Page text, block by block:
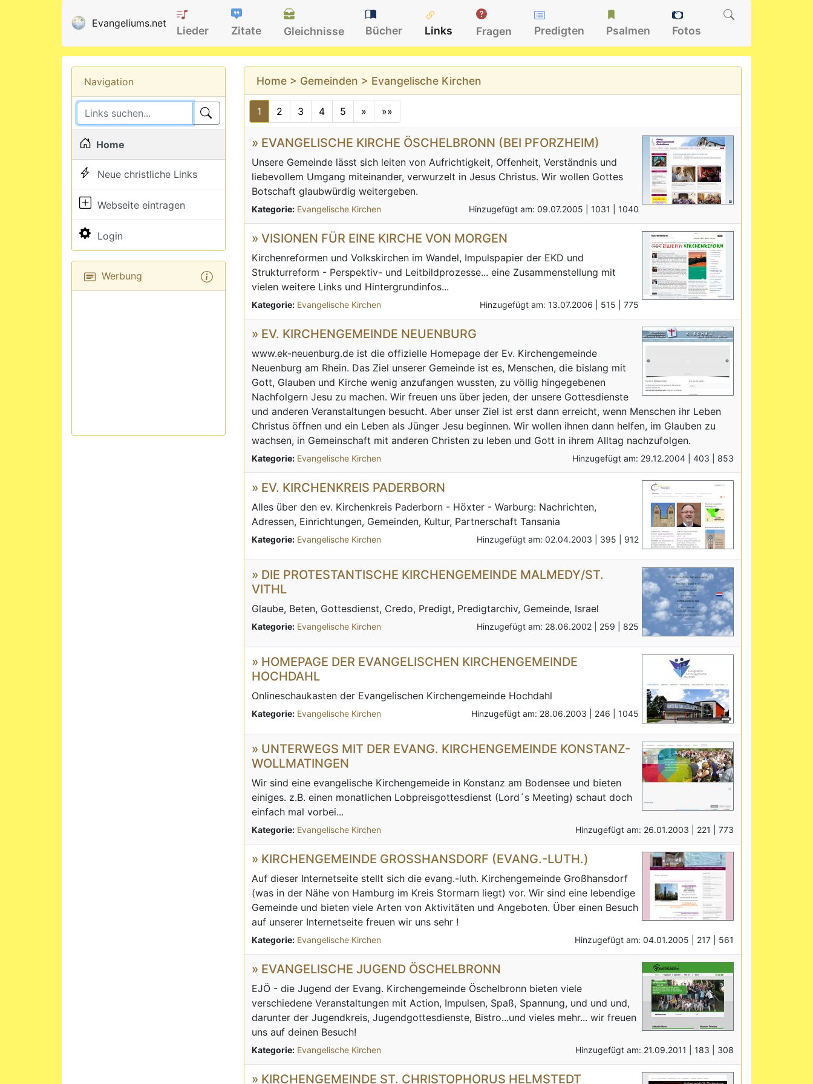
Evangeliums.net
Lieder Zitate Gleichnisse Bücher Links Fragen Predigten Psalmen Fotos
Navigation
Home
Neue christliche Links
Webseite eintragen
Login
Werbung
Home> Gemeinden > Evangelische Kirchen
1 2 3 4 5 » »»
» EVANGELISCHE KIRCHE ÖSCHELBRONN (BEI PFORZHEIM)
Unsere Gemeinde lässt sich leiten von Aufrichtigkeit, Offenheit, Verständnis und
liebevollem Umgang miteinander, verwurzelt in Jesus Christus. Wir wollen Gottes
Botschaft glaubwürdig weitergeben.
Kategorie: Evangelische Kirchen Hinzugefügt am: 09.07.2005 | 1031 | 1040
» VISIONEN FÜR EINE KIRCHE VON MORGEN
Kirchenreformen und Volkskirchen im Wandel, Impulspapier der EKD und
Strukturreform - Perspektiv- und Leitbildprozesse... eine Zusammenstellung mit
vielen weitere Links und Hintergrundinfos...
Kategorie: Evangelische Kirchen Hinzugefügt am: 13.07.2006 | 515 | 775
» EV. KIRCHENGEMEINDE NEUENBURG
www.ek-neuenburg.de ist die offizielle Homepage der Ev. Kirchengemeinde
Neuenburg am Rhein. Das Ziel unserer Gemeinde ist es, Menschen, die bislang mit
Gott, Glauben und Kirche wenig anzufangen wussten, zu völlig hingegebenen
Nachfolgern Jesu zu machen. Wir freuen uns über jeden, der unsere Gottesdienste
und anderen Veranstaltungen besucht. Aber unser Ziel ist erst dann erreicht, wenn Menschen ihr Leben
Christus öffnen und ein Leben als Jünger Jesu beginnen. Wir wollen ihnen dann helfen, im Glauben zu
wachsen, in Gemeinschaft mit anderen Christen zu leben und Gott in ihrem Alltag nachzufolgen.
Kategorie: Evangelische Kirchen Hinzugefügt am: 29.12.2004 | 403 | 853
» EV. KIRCHENKREIS PADERBORN
Alles über den ev. Kirchenkreis Paderborn - Höxter - Warburg: Nachrichten,
Adressen, Einrichtungen, Gemeinden, Kultur, Partnerschaft Tansania
Kategorie: Evangelische Kirchen Hinzugefügt am: 02.04.2003 | 395 | 912
» DIE PROTESTANTISCHE KIRCHENGEMEINDE MALMEDY/ST.
VITHL
Glaube, Beten, Gottesdienst, Credo, Predigt, Predigtarchiv, Gemeinde, Israel
Kategorie: Evangelische Kirchen Hinzugefügt am: 28.06.2002 | 259 | 825
» HOMEPAGE DER EVANGELISCHEN KIRCHENGEMEINDE
HOCHDAHL
Onlineschaukasten der Evangelischen Kirchengemeinde Hochdahl
Kategorie: Evangelische Kirchen Hinzugefügt am: 28.06.2003 | 246 | 1045
» UNTERWEGS MIT DER EVANG. KIRCHENGEMEINDE KONSTANZ-
WOLLMATINGEN
Wir sind eine evangelische Kirchengemeide in Konstanz am Bodensee und bieten
einiges. z.B. einen monatlichen Lobpreisgottesdienst (Lord´s Meeting) schaut doch
einfach mal vorbei...
Kategorie: Evangelische Kirchen Hinzugefügt am: 26.01.2003 | 221 | 773
» KIRCHENGEMEINDE GROSSHANSDORF (EVANG.-LUTH.)
Auf dieser Internetseite stellt sich die evang.-luth. Kirchengemeinde Großhansdorf
(was in der Nähe von Hamburg im Kreis Stormarn liegt) vor. Wir sind eine lebendige
Gemeinde und bieten viele Arten von Aktivitäten und Angeboten. Über einen Besuch
auf unserer Internetseite freuen wir uns sehr !
Kategorie: Evangelische Kirchen Hinzugefügt am: 04.01.2005 | 217 | 561
» EVANGELISCHE JUGEND ÖSCHELBRONN
EJÖ - die Jugend der Evang. Kirchengemeinde Öschelbronn bieten viele
verschiedene Veranstaltungen mit Action, Impulsen, Spaß, Spannung, und und und,
darunter der Jugendkreis, Jugendgottesdienste, Bistro...und vieles mehr... wir freuen
uns auf deinen Besuch!
Kategorie: Evangelische Kirchen Hinzugefügt am: 21.09.2011 | 183 | 308
» KIRCHENGEMEINDE ST. CHRISTOPHORUS HELMSTEDT